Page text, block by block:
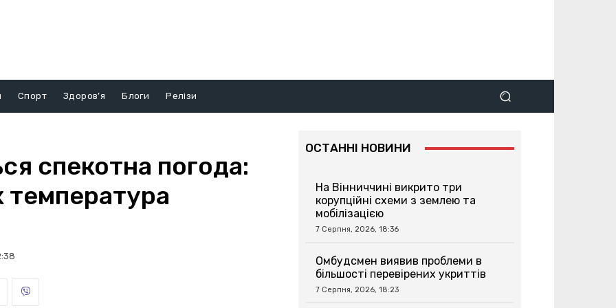
Спорт Здоров’я Блоги Релізи
спекотна погода:
температура
ОСТАННІ НОВИНИ
На Вінниччині викрито три
корупційні схеми з землею та
мобілізацією
7 Серпня, 2026, 18:36
Омбудсмен виявив проблеми в
більшості перевірених укриттів
7 Серпня, 2026, 18:23